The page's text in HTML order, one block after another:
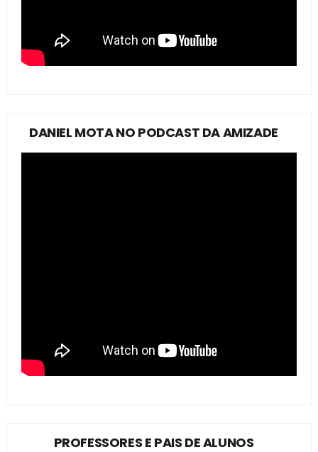
DANIEL MOTA NO PODCAST DA AMIZADE
PROFESSORES E PAIS DE ALUNOS